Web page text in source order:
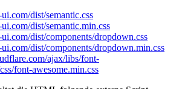
dist/semantic.css
dist/semantic.min.css
dist/components/dropdown.css
dist/components/dropdown.min.css
ajax/libs/font-
font-awesome.min.css